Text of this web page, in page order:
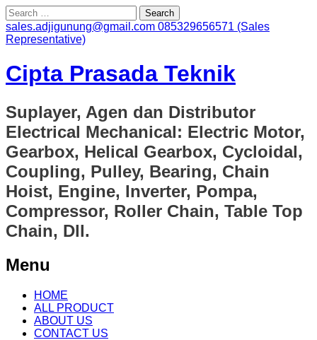
Search
for:
sales.adjigunung@gmail.com 085329656571 (Sales
Representative)
Cipta Prasada Teknik
Suplayer, Agen dan Distributor
Electrical Mechanical: Electric Motor,
Gearbox, Helical Gearbox, Cycloidal,
Coupling, Pulley, Bearing, Chain
Hoist, Engine, Inverter, Pompa,
Compressor, Roller Chain, Table Top
Chain, Dll.
Menu
Skip
content
HOME
ALL PRODUCT
ABOUT US
CONTACT US